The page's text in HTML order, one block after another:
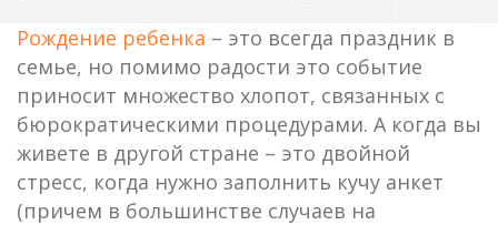
Рождение ребенка – это всегда праздник в
семье, но помимо радости это событие
приносит множество хлопот, связанных с
бюрократическими процедурами. А когда вы
живете в другой стране – это двойной
стресс, когда нужно заполнить кучу анкет
(причем в большинстве случаев на